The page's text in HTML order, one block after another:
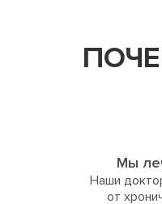
Мы
Наши
от